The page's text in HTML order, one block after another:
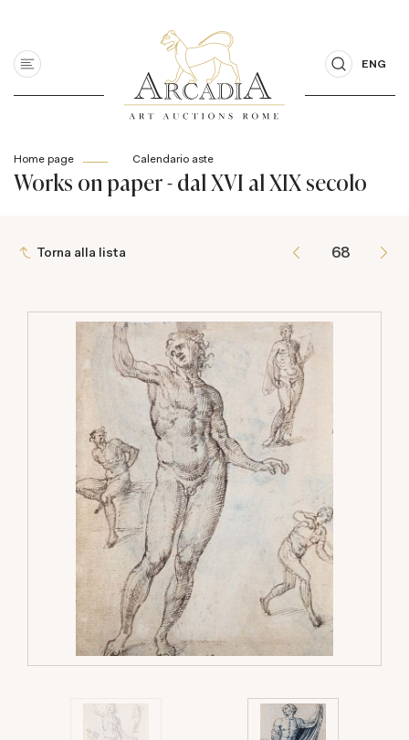
ENG
Home page Calendario aste
Works on paper - dal XVI al XIX secolo
Torna alla lista